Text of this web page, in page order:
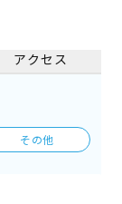
アクセス
その他